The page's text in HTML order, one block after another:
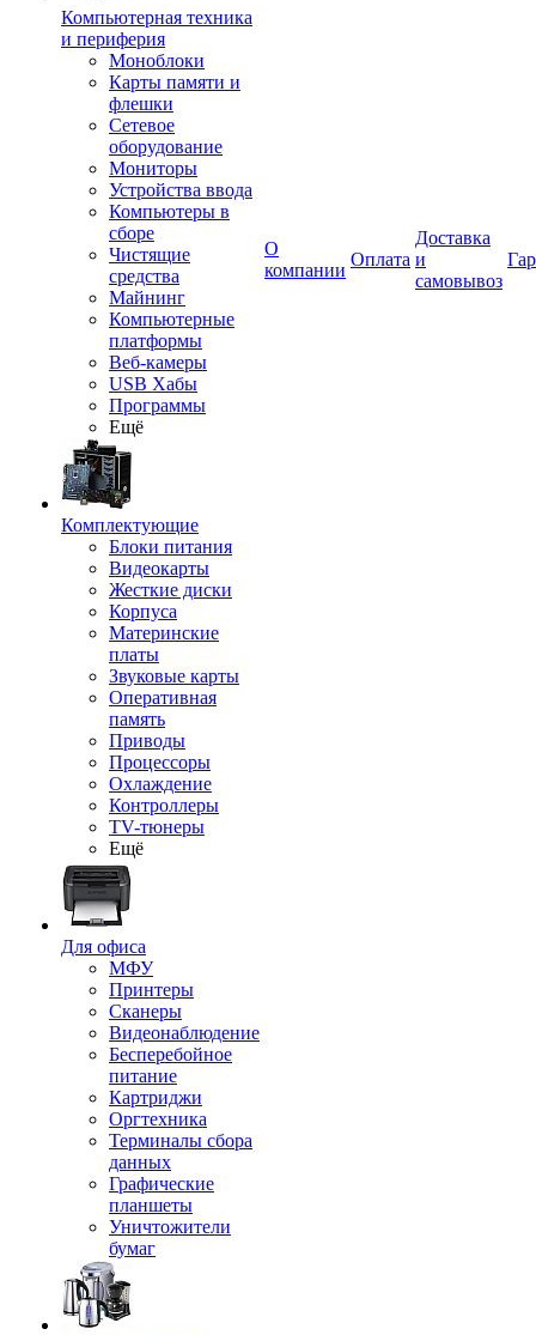
Компьютерная техника
и периферия
Моноблоки
Карты памяти и
флешки
Сетевое
оборудование
Мониторы
Устройства ввода
Компьютеры в
сборе
Чистящие
средства
Майнинг
Компьютерные
платформы
Веб-камеры
USB Хабы
Программы
Ещё
Комплектующие
Блоки питания
Видеокарты
Жесткие диски
Корпуса
Материнские
платы
Звуковые карты
Оперативная
память
Приводы
Процессоры
Охлаждение
Контроллеры
TV-тюнеры
Ещё
Для офиса
МФУ
Принтеры
Сканеры
Видеонаблюдение
Бесперебойное
питание
Картриджи
Оргтехника
Терминалы сбора
данных
Графические
планшеты
Уничтожители
бумаг
О
компании
Оплата
Доставка
и
самовывоз